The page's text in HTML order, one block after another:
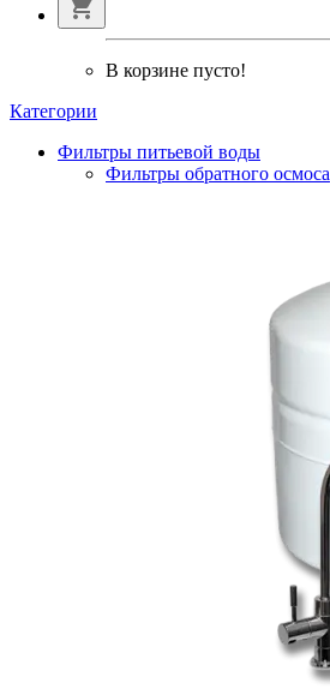
В корзине пусто!
Категории
Фильтры питьевой воды
Фильтры обратного осмоса